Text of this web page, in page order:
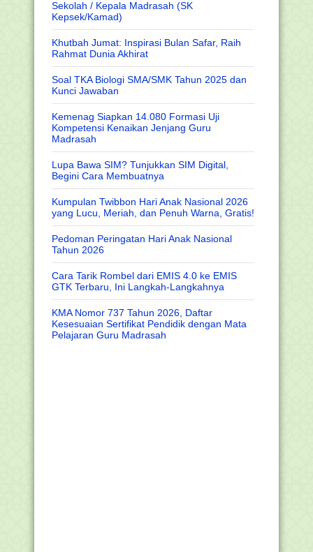
Sekolah / Kepala Madrasah (SK
Kepsek/Kamad)
Khutbah Jumat: Inspirasi Bulan Safar, Raih
Rahmat Dunia Akhirat
Soal TKA Biologi SMA/SMK Tahun 2025 dan
Kunci Jawaban
Kemenag Siapkan 14.080 Formasi Uji
Kompetensi Kenaikan Jenjang Guru
Madrasah
Lupa Bawa SIM? Tunjukkan SIM Digital,
Begini Cara Membuatnya
Kumpulan Twibbon Hari Anak Nasional 2026
yang Lucu, Meriah, dan Penuh Warna, Gratis!
Pedoman Peringatan Hari Anak Nasional
Tahun 2026
Cara Tarik Rombel dari EMIS 4.0 ke EMIS
GTK Terbaru, Ini Langkah-Langkahnya
KMA Nomor 737 Tahun 2026, Daftar
Kesesuaian Sertifikat Pendidik dengan Mata
Pelajaran Guru Madrasah